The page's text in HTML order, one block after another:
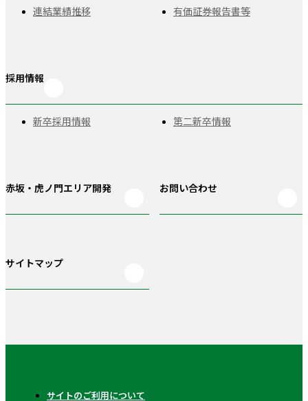
連結業績推移 有価証券報告書等
採用情報
新卒採用情報 第二新卒情報
赤坂・虎ノ門 エリア開発 お問い合わせ
サイトマップ
サイトのご利用について